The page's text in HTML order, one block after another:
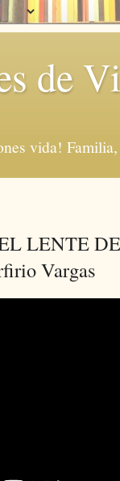
de
vida!
LENTE
Vargas